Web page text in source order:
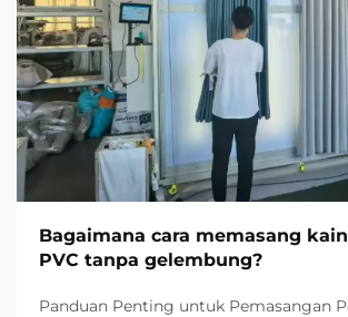
Bagaimana cara memasang
PVC tanpa gelembung?
Panduan Penting untuk Pemasangan